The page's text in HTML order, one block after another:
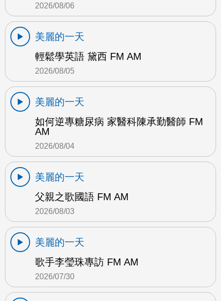
2026/08/06
美麗的一天
輕鬆學英語 黛西 FM AM
2026/08/05
美麗的一天
如何逆專糖尿病 家醫科陳承勤醫師 FM
AM
2026/08/04
美麗的一天
父親之歌國語 FM AM
2026/08/03
美麗的一天
歌手李瑩珠專訪 FM AM
2026/07/30